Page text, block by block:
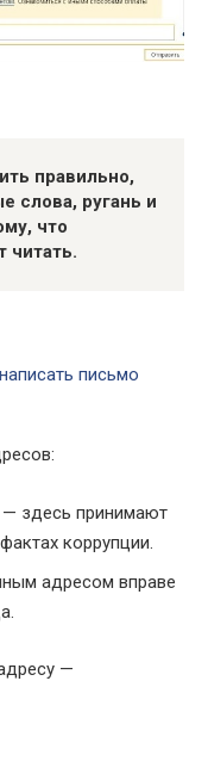
правильно,
слова, ругань и
что
читать.
написать письмо
— здесь принимают
коррупции.
адресом вправе
—